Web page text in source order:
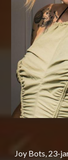
​Joy Bots, 23-